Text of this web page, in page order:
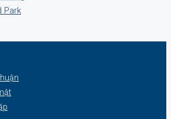
Park